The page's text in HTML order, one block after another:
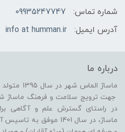
شماره تماس:
09935247747
آدرس ایمیل:
info at humman.ir
درباره ما
ماساژ
جهت ترویج سلامت و فرهنگ ماساژ
در راستای گسترش علم و آگاهی
ماساژ، در سال 1401 موفق